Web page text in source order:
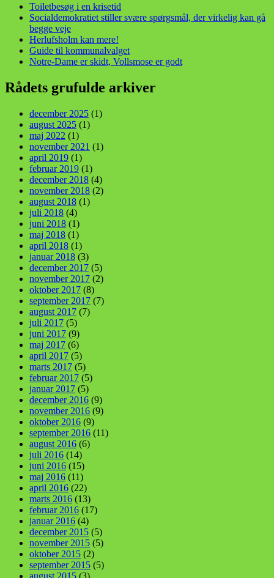
Toiletbesøg i en krisetid
Socialdemokratiet stiller svære spørgsmål, der virkelig kan gå
begge veje
Herlufsholm kan mere!
Guide til kommunalvalget
Notre-Dame er skidt, Vollsmose er godt
Rådets grufulde arkiver
december 2025 (1)
august 2025 (1)
maj 2022 (1)
november 2021 (1)
april 2019 (1)
februar 2019 (1)
december 2018 (4)
november 2018 (2)
august 2018 (1)
juli 2018 (4)
juni 2018 (1)
maj 2018 (1)
april 2018 (1)
januar 2018 (3)
december 2017 (5)
november 2017 (2)
oktober 2017 (8)
september 2017 (7)
august 2017 (7)
juli 2017 (5)
juni 2017 (9)
maj 2017 (6)
april 2017 (5)
marts 2017 (5)
februar 2017 (5)
januar 2017 (5)
december 2016 (9)
november 2016 (9)
oktober 2016 (9)
september 2016 (11)
august 2016 (6)
juli 2016 (14)
juni 2016 (15)
maj 2016 (11)
april 2016 (22)
marts 2016 (13)
februar 2016 (17)
januar 2016 (4)
december 2015 (5)
november 2015 (5)
oktober 2015 (2)
september 2015 (5)
august 2015 (3)